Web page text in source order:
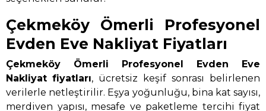
Çekmeköy Ömerli Profesyonel
Evden Eve Nakliyat Fiyatları
Çekmeköy Ömerli Profesyonel Evden Eve
Nakliyat fiyatları, ücretsiz keşif sonrası belirlenen
verilerle netleştirilir. Eşya yoğunluğu, bina kat sayısı,
merdiven yapısı, mesafe ve paketleme tercihi fiyat